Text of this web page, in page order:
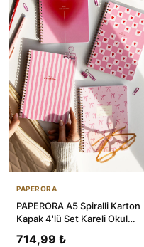
PAPERORA
PAPERORA A5 Spiralli Karton
Kapak 4'lü Set Kareli Okul
714,99 ₺